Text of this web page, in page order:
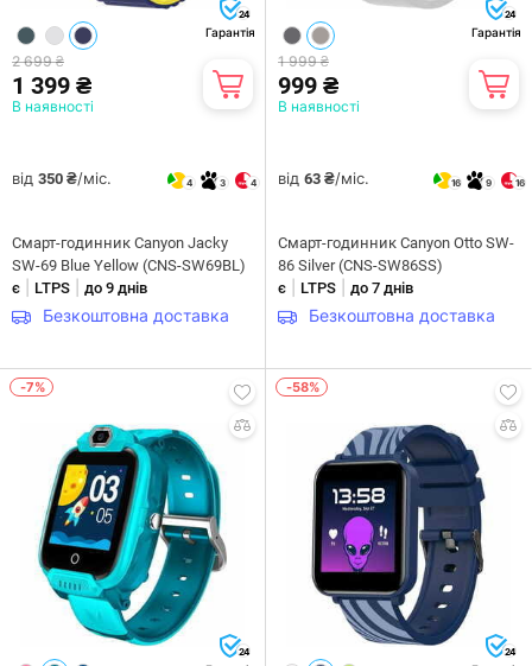
24
Гарантія
2 699 ₴
1 399 ₴
В наявності
від 350 ₴/міс. 4 3 4
Смарт-годинник Canyon Jacky
SW-69 Blue Yellow (CNS-SW69BL)
є
LTPS до 9 днів
Безкоштовна доставка
24
Гарантія
1 999 ₴
999 ₴
В наявності
від 63 ₴/міс. 16 9 16
Смарт-годинник Canyon Otto SW-
86 Silver (CNS-SW86SS)
є
LTPS до 7 днів
Безкоштовна доставка
-7%
24
-58%
24